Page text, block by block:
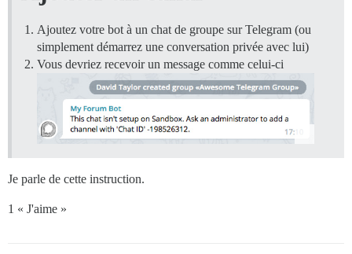
Ajoutez votre bot à un chat de groupe sur Telegram (ou
simplement démarrez une conversation privée avec lui)
Vous devriez recevoir un message comme celui-ci
Je parle de cette instruction.
1 « J'aime »